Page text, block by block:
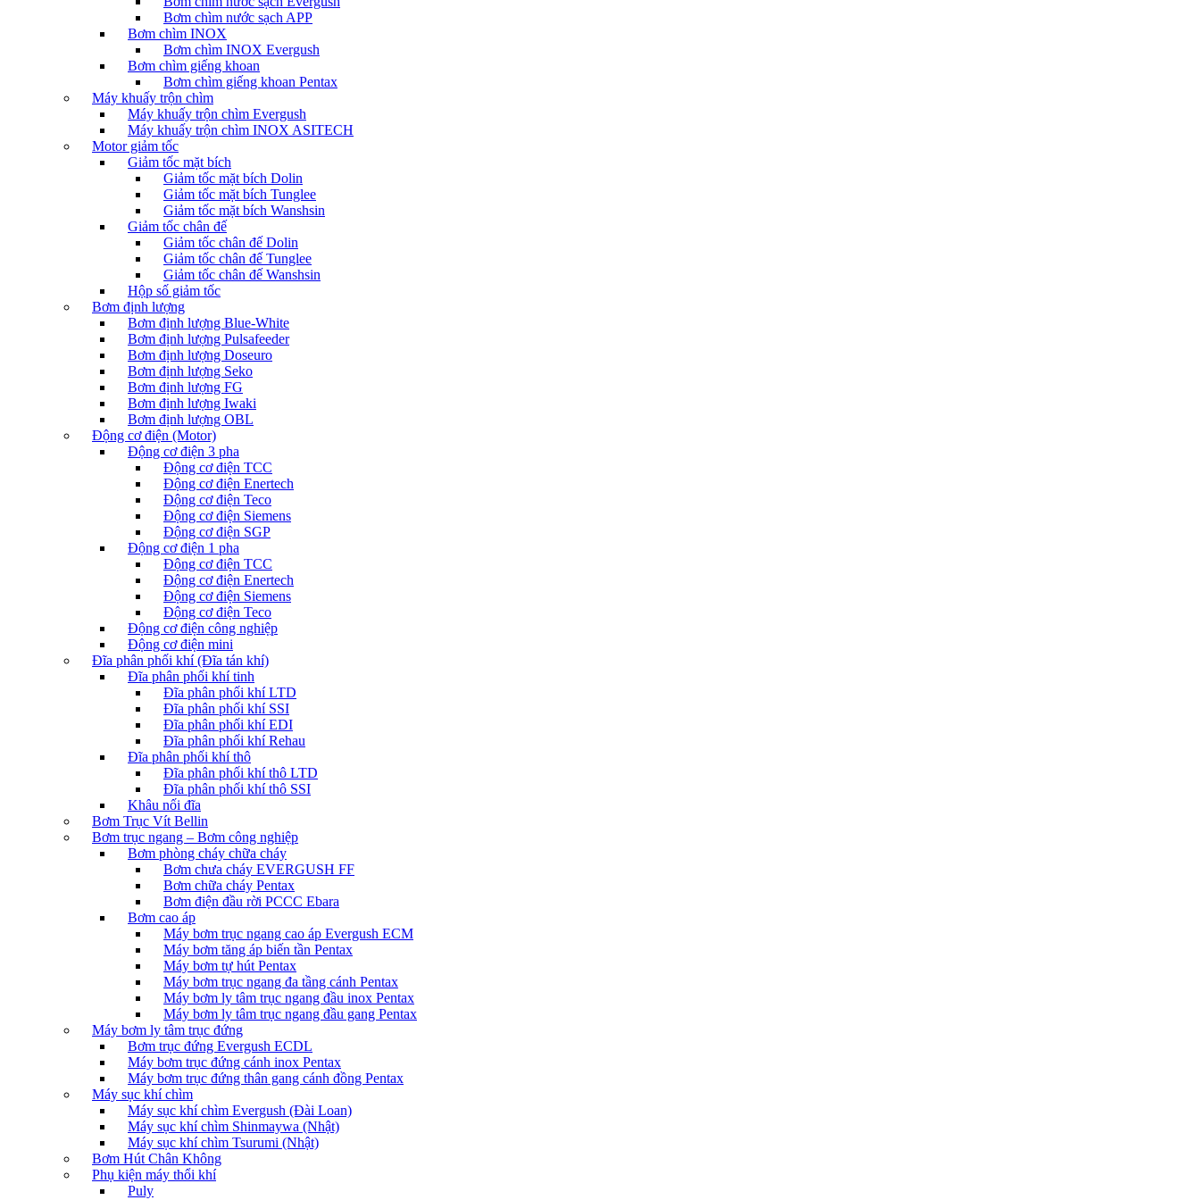
Bơm chìm nước sạch APP
Bơm chìm INOX
Bơm chìm INOX Evergush
Bơm chìm giếng khoan
Bơm chìm giếng khoan Pentax
Máy khuấy trộn chìm
Máy khuấy trộn chìm Evergush
Máy khuấy trộn chìm INOX ASITECH
Motor giảm tốc
Giảm tốc mặt bích
Giảm tốc mặt bích Dolin
Giảm tốc mặt bích Tunglee
Giảm tốc mặt bích Wanshsin
Giảm tốc chân đế
Giảm tốc chân đế Dolin
Giảm tốc chân đế Tunglee
Giảm tốc chân đế Wanshsin
Hộp số giảm tốc
Bơm định lượng
Bơm định lượng Blue-White
Bơm định lượng Pulsafeeder
Bơm định lượng Doseuro
Bơm định lượng Seko
Bơm định lượng FG
Bơm định lượng Iwaki
Bơm định lượng OBL
Động cơ điện (Motor)
Động cơ điện 3 pha
Động cơ điện TCC
Động cơ điện Enertech
Động cơ điện Teco
Động cơ điện Siemens
Động cơ điện SGP
Động cơ điện 1 pha
Động cơ điện TCC
Động cơ điện Enertech
Động cơ điện Siemens
Động cơ điện Teco
Động cơ điện công nghiệp
Động cơ điện mini
Đĩa phân phối khí (Đĩa tán khí)
Đĩa phân phối khí tinh
Đĩa phân phối khí LTD
Đĩa phân phối khí SSI
Đĩa phân phối khí EDI
Đĩa phân phối khí Rehau
Đĩa phân phối khí thô
Đĩa phân phối khí thô LTD
Đĩa phân phối khí thô SSI
Khâu nối đĩa
Bơm Trục Vít Bellin
Bơm trục ngang – Bơm công nghiệp
Bơm phòng cháy chữa cháy
Bơm chưa cháy EVERGUSH FF
Bơm chữa cháy Pentax
Bơm điện đầu rời PCCC Ebara
Bơm cao áp
Máy bơm trục ngang cao áp Evergush ECM
Máy bơm tăng áp biến tần Pentax
Máy bơm tự hút Pentax
Máy bơm trục ngang đa tầng cánh Pentax
Máy bơm ly tâm trục ngang đầu inox Pentax
Máy bơm ly tâm trục ngang đầu gang Pentax
Máy bơm ly tâm trục đứng
Bơm trục đứng Evergush ECDL
Máy bơm trục đứng cánh inox Pentax
Máy bơm trục đứng thân gang cánh đồng Pentax
Máy sục khí chìm
Máy sục khí chìm Evergush (Đài Loan)
Máy sục khí chìm Shinmaywa (Nhật)
Máy sục khí chìm Tsurumi (Nhật)
Bơm Hút Chân Không
Phụ kiện máy thổi khí
Puly